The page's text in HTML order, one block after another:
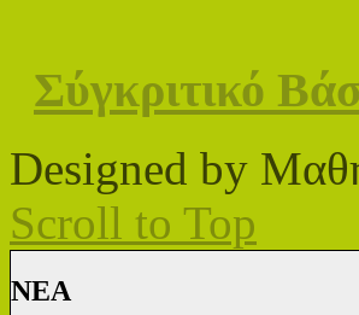
Σύγκριτικό
Designed by
Scroll to Top
ΝΕA